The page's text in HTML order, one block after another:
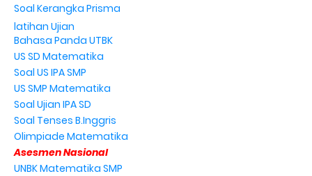
Soal Kerangka Prisma
latihan Ujian
Bahasa Panda UTBK
US SD Matematika
Soal US IPA SMP
US SMP Matematika
Soal Ujian IPA SD
Soal Tenses B.Inggris
Olimpiade Matematika
Asesmen Nasional
UNBK Matematika SMP